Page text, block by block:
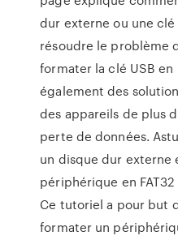
dur externe ou une clé
résoudre le problème
formater la clé USB en
également des
des appareils de plus
perte de données.
un disque dur externe
périphérique en
Ce tutoriel a pour but
formater un